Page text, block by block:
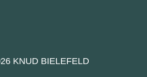
KNUD BIELEFELD